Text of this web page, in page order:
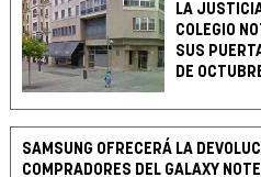
LA
COLEGIO
SUS
DE
SAMSUNG OFRECERÁ LA
COMPRADORES DEL GALAXY